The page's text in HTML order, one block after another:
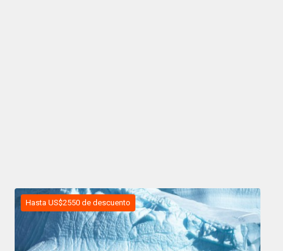
Hasta US$2550 de descuento